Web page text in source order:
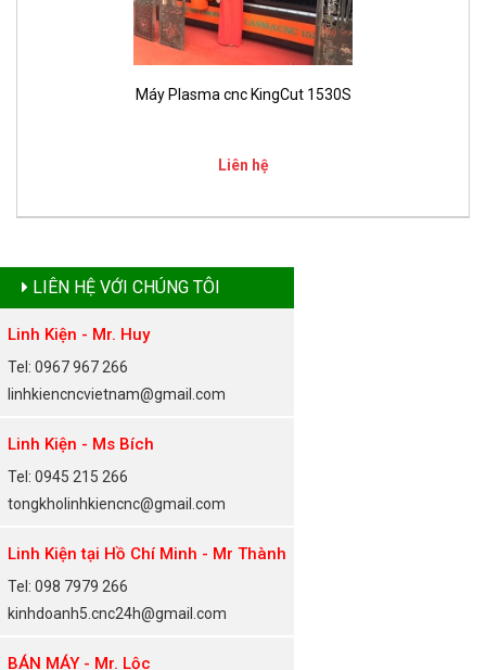
Máy Plasma cnc KingCut 1530S
Liên hệ
LIÊN HỆ VỚI CHÚNG TÔI
Linh Kiện - Mr. Huy
Tel: 0967 967 266
linhkiencncvietnam@gmail.com
Linh Kiện - Ms Bích
Tel: 0945 215 266
tongkholinhkiencnc@gmail.com
Linh Kiện tại Hồ Chí Minh - Mr Thành
Tel: 098 7979 266
kinhdoanh5.cnc24h@gmail.com
BÁN MÁY - Mr. Lộc